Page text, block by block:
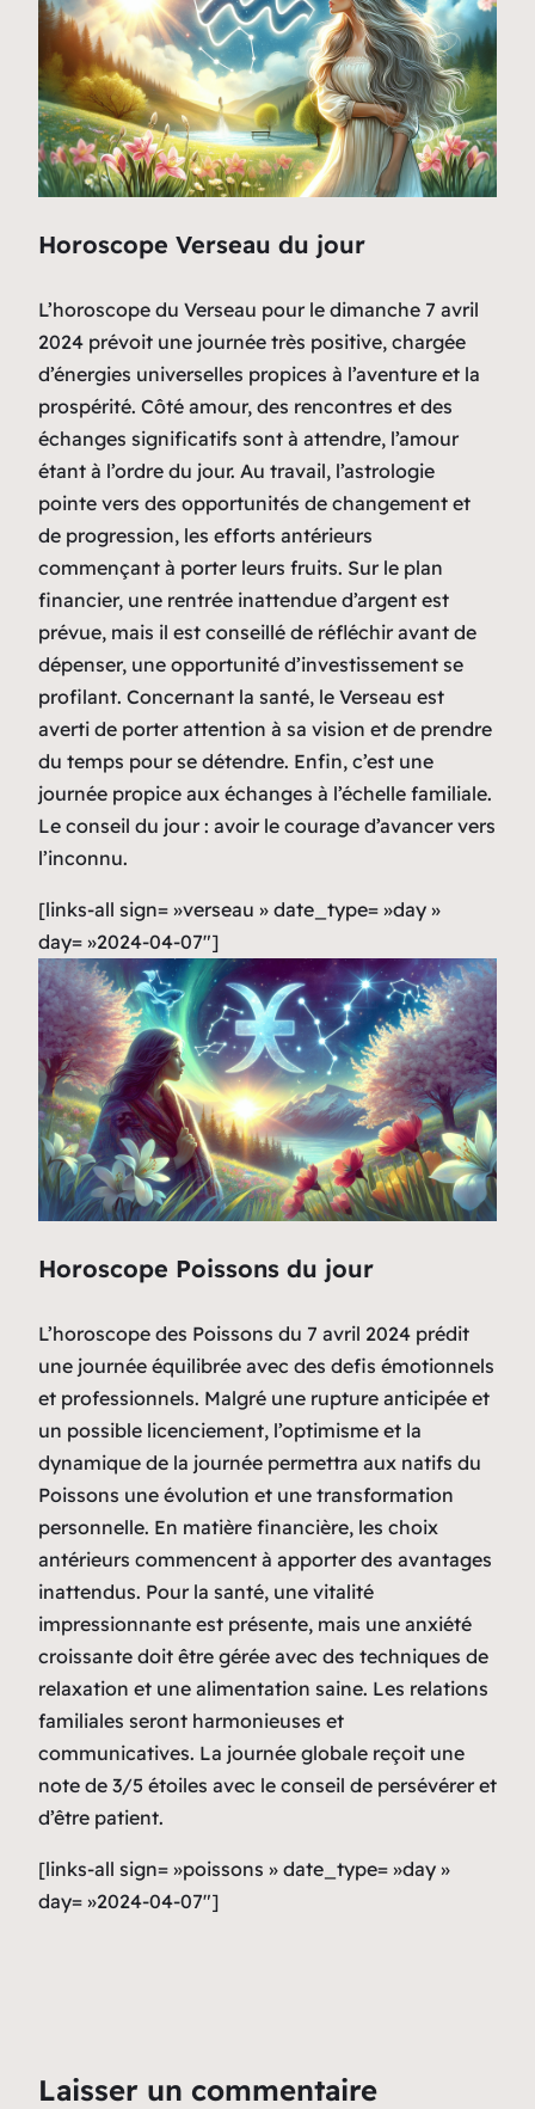
Horoscope Verseau du jour
L’horoscope du Verseau pour le dimanche 7 avril
2024 prévoit une journée très positive, chargée
d’énergies universelles propices à l’aventure et la
prospérité. Côté amour, des rencontres et des
échanges significatifs sont à attendre, l’amour
étant à l’ordre du jour. Au travail, l’astrologie
pointe vers des opportunités de changement et
de progression, les efforts antérieurs
commençant à porter leurs fruits. Sur le plan
financier, une rentrée inattendue d’argent est
prévue, mais il est conseillé de réfléchir avant de
dépenser, une opportunité d’investissement se
profilant. Concernant la santé, le Verseau est
averti de porter attention à sa vision et de prendre
du temps pour se détendre. Enfin, c’est une
journée propice aux échanges à l’échelle familiale.
Le conseil du jour : avoir le courage d’avancer vers
l’inconnu.
[links-all sign= »verseau » date_type= »day »
day= »2024-04-07″]
Horoscope Poissons du jour
L’horoscope des Poissons du 7 avril 2024 prédit
une journée équilibrée avec des defis émotionnels
et professionnels. Malgré une rupture anticipée et
un possible licenciement, l’optimisme et la
dynamique de la journée permettra aux natifs du
Poissons une évolution et une transformation
personnelle. En matière financière, les choix
antérieurs commencent à apporter des avantages
inattendus. Pour la santé, une vitalité
impressionnante est présente, mais une anxiété
croissante doit être gérée avec des techniques de
relaxation et une alimentation saine. Les relations
familiales seront harmonieuses et
communicatives. La journée globale reçoit une
note de 3/5 étoiles avec le conseil de persévérer et
d’être patient.
[links-all sign= »poissons » date_type= »day »
day= »2024-04-07″]
Laisser un commentaire